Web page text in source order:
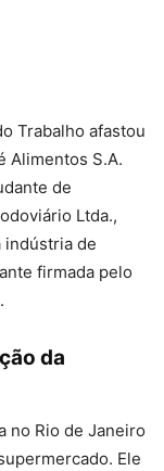
Trabalho afastou
Alimentos S.A.
de
Ltda.,
indústria de
firmada pelo
da
no Rio de Janeiro
Ele